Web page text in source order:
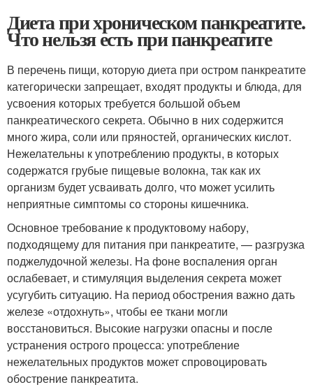
Диета при хроническом панкреатите.
Что нельзя есть при панкреатите
В перечень пищи, которую диета при остром панкреатите
категорически запрещает, входят продукты и блюда, для
усвоения которых требуется большой объем
панкреатического секрета. Обычно в них содержится
много жира, соли или пряностей, органических кислот.
Нежелательны к употреблению продукты, в которых
содержатся грубые пищевые волокна, так как их
организм будет усваивать долго, что может усилить
неприятные симптомы со стороны кишечника.
Основное требование к продуктовому набору,
подходящему для питания при панкреатите, — разгрузка
поджелудочной железы. На фоне воспаления орган
ослабевает, и стимуляция выделения секрета может
усугубить ситуацию. На период обострения важно дать
железе «отдохнуть», чтобы ее ткани могли
восстановиться. Высокие нагрузки опасны и после
устранения острого процесса: употребление
нежелательных продуктов может спровоцировать
обострение панкреатита.